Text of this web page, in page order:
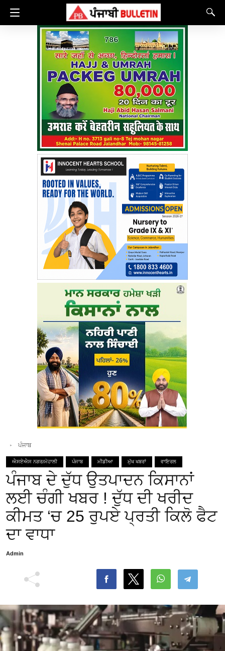
ਪੰਜਾਬ
ਐਸਏਐਸ ਨਗਰ/ਮੋਹਾਲੀ ਪੰਜਾਬ ਮੀਡੀਆ ਮੁੱਖ ਖਬਰਾਂ ਵਾਇਰਲ
ਪੰਜਾਬ ਦੇ ਦੁੱਧ ਉਤਪਾਦਨ ਕਿਸਾਨਾਂ
ਲਈ ਚੰਗੀ ਖਬਰ ! ਦੁੱਧ ਦੀ ਖਰੀਦ
ਕੀਮਤ ‘ਚ 25 ਰੁਪਏ ਪ੍ਰਤੀ ਕਿਲੋ ਫੈਟ
ਦਾ ਵਾਧਾ
Admin